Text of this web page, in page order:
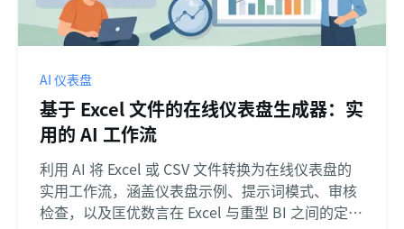
AI 仪表盘
基于 Excel 文件的在线仪表盘生成器：实
用的 AI 工作流
利用 AI 将 Excel 或 CSV 文件转换为在线仪表盘的
实用工作流，涵盖仪表盘示例、提示词模式、审核
检查，以及匡优数言在 Excel 与重型 BI 之间的定